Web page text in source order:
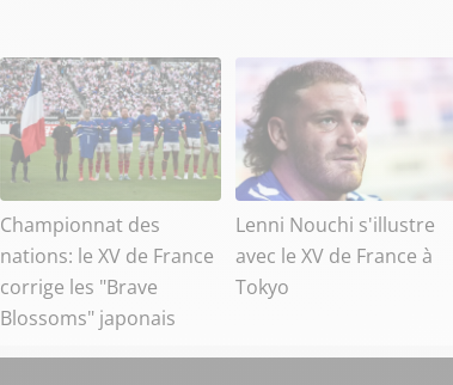
Championnat des
nations: le XV de France
corrige les "Brave
Blossoms" japonais
Lenni Nouchi s'illustre
avec le XV de France à
Tokyo